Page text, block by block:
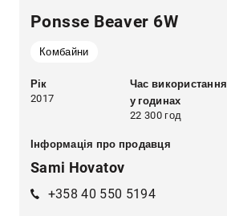
Ponsse Beaver 6W
Комбайни
Рік
2017
Час використання
у годинах
22 300 год
Інформація про продавця
Sami Hovatov
+358 40 550 5194